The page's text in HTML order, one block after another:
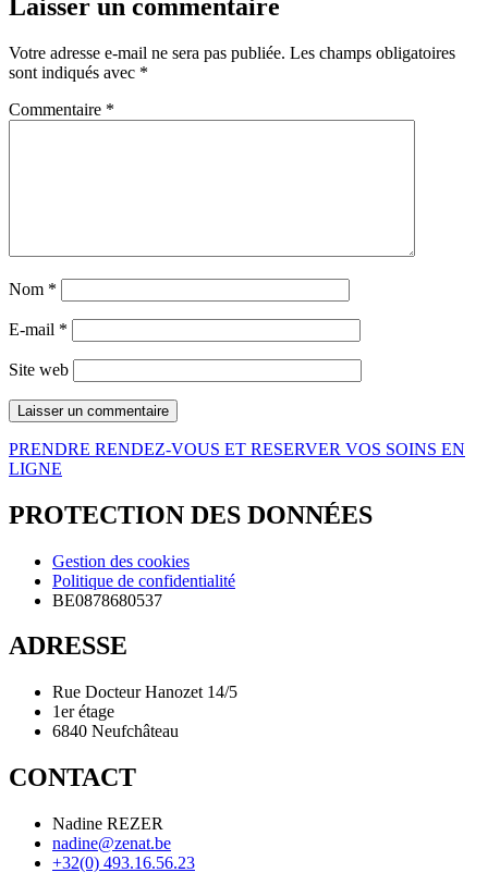
Laisser un commentaire
Votre adresse e-mail ne sera pas publiée. Les champs obligatoires
sont indiqués avec *
Commentaire *
Nom *
E-mail *
Site web
PRENDRE RENDEZ-VOUS ET RESERVER VOS SOINS EN
LIGNE
PROTECTION DES DONNÉES
Gestion des cookies
Politique de confidentialité
BE0878680537
ADRESSE
Rue Docteur Hanozet 14/5
1er étage
6840 Neufchâteau
CONTACT
Nadine REZER
nadine@zenat.be
+32(0) 493.16.56.23